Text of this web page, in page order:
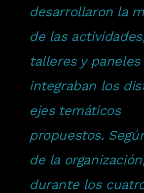
desarrollaron la
de las
talleres y
integraban los
ejes temáticos
propuestos.
de la
durante los